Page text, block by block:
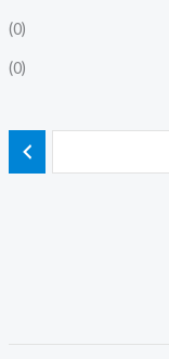
(0)
(0)